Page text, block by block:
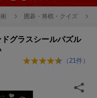
囲碁・将棋・クイズ
グラスシールパズル
（ 21 件）